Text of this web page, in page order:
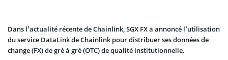
Dans l’actualité récente de Chainlink, SGX FX a annoncé l’utilisation
du service DataLink de Chainlink pour distribuer ses données de
change (FX) de gré à gré (OTC) de qualité institutionnelle.